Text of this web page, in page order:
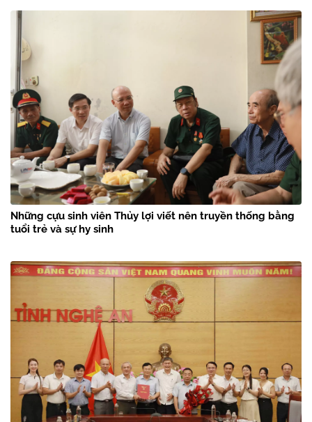
Những cựu sinh viên Thủy lợi viết nên truyền thống bằng
tuổi trẻ và sự hy sinh